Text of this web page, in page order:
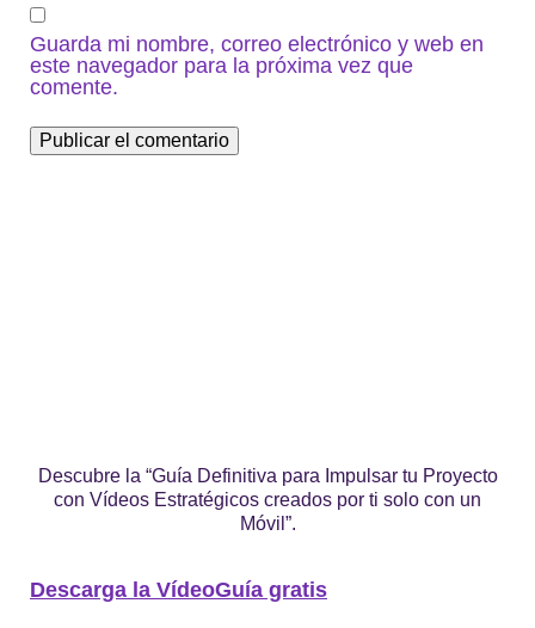
Guarda mi nombre, correo electrónico y web en
este navegador para la próxima vez que
comente.
Descubre la “Guía Definitiva para Impulsar tu Proyecto
con Vídeos Estratégicos creados por ti solo con un
Móvil”.
Descarga la VídeoGuía gratis